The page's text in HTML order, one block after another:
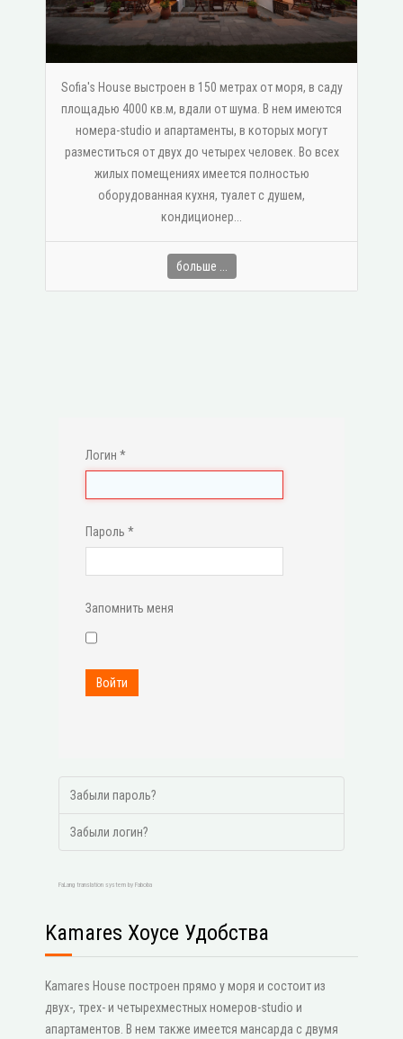
Sofia's House выстроен в 150 метрах от моря, в саду
площадью 4000 кв.м, вдали от шума. В нем имеются
номера-studio и апартаменты, в которых могут
разместиться от двух до четырех человек. Во всех
жилых помещениях имеется полностью
оборудованная кухня, туалет с душем,
κондиционер...
больше ...
Логин *
Пароль *
Запомнить меня
Войти
Забыли пароль?
Забыли логин?
FaLang translation system by Faboba
Kamares Хоусе Удобства
Kamares House построен прямо у моря и состоит из
двух-, трех- и четырехместных номеров-studio и
апартаментов. В нем также имеется мансарда с двумя